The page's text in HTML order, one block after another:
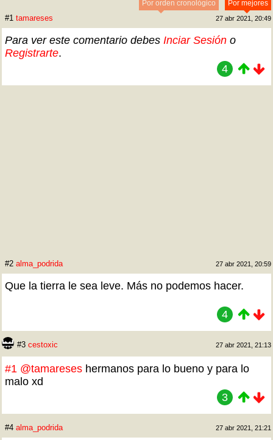
Por mejores
Por orden cronológico
#1 tamareses 27 abr 2021, 20:49
Para ver este comentario debes Inciar Sesión o
Registrarte.
4
#2 alma_podrida 27 abr 2021, 20:59
Que la tierra le sea leve. Más no podemos hacer.
4
#3 cestoxic 27 abr 2021, 21:13
#1 @tamareses hermanos para lo bueno y para lo
malo xd
3
#4 alma_podrida 27 abr 2021, 21:21